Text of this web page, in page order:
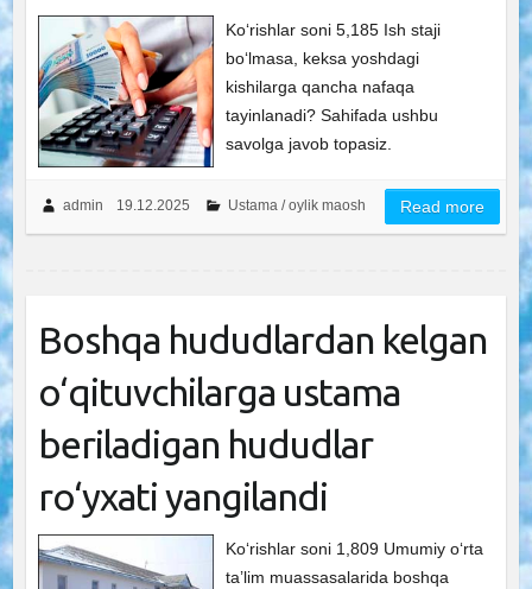
Ko‘rishlar soni 5,185 Ish staji
bo‘lmasa, keksa yoshdagi
kishilarga qancha nafaqa
tayinlanadi? Sahifada ushbu
savolga javob topasiz.
admin 19.12.2025 Ustama / oylik maosh Read more
Boshqa hududlardan kelgan
o‘qituvchilarga ustama
beriladigan hududlar
ro‘yxati yangilandi
Ko‘rishlar soni 1,809 Umumiy o‘rta
ta’lim muassasalarida boshqa